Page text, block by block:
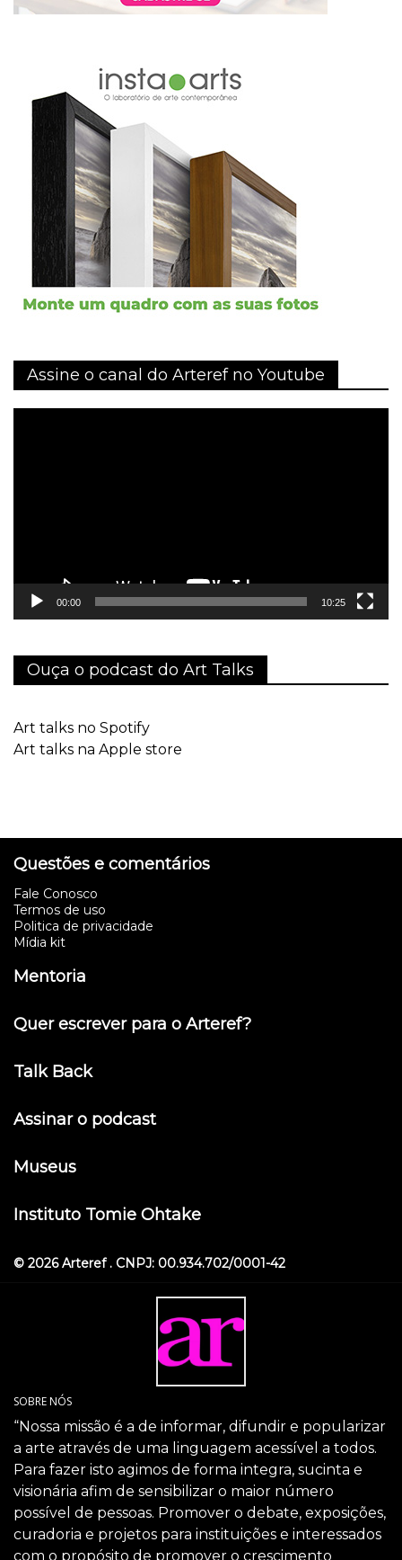
Assine o canal do Arteref no Youtube
00:00 10:25
Ouça o podcast do Art Talks
Art talks no Spotify
Art talks na Apple store
Questões e comentários
Fale Conosco
Termos de uso
Politica de privacidade
Mídia kit
Mentoria
Quer escrever para o Arteref?
Talk Back
Assinar o podcast
Museus
Instituto Tomie Ohtake
© 2026 Arteref . CNPJ: 00.934.702/0001-42
SOBRE NÓS
“Nossa missão é a de informar, difundir e popularizar
a arte através de uma linguagem acessível a todos.
Para fazer isto agimos de forma integra, sucinta e
visionária afim de sensibilizar o maior número
possível de pessoas. Promover o debate, exposições,
curadoria e projetos para instituições e interessados
com o propósito de promover o crescimento